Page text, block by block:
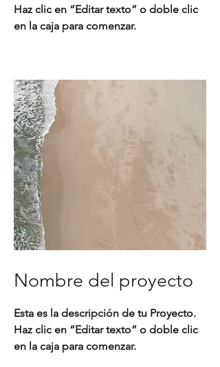
Haz clic en “Editar texto” o doble clic
en la caja para comenzar.
Nombre del proyecto
Esta es la descripción de tu Proyecto.
Haz clic en “Editar texto” o doble clic
en la caja para comenzar.